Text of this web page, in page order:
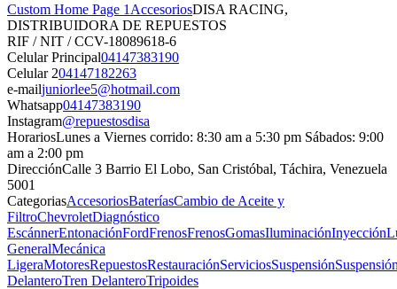
Custom Home Page 1 AccesoriosDISA RACING,
DISTRIBUIDORA DE REPUESTOS
RIF / NIT / CCV-18089618-6
Celular Principal04147383190
Celular 204147182263
e-mailjuniorlee5@hotmail.com
Whatsapp04147383190
Instagram@repuestosdisa
HorariosLunes a Viernes corrido: 8:30 am a 5:30 pm Sábados: 9:00
am a 2:00 pm
DirecciónCalle 3 Barrio El Lobo, San Cristóbal, Táchira, Venezuela
5001
CategoriasAccesoriosBateríasCambio de Aceite y
FiltroChevroletDiagnóstico
EscánnerEntonaciónFordFrenosFrenosGomasIluminaciónInyección
GeneralMecánica
LigeraMotoresRepuestosRestauraciónServiciosSuspensión
DelanteroTren DelanteroTripoides